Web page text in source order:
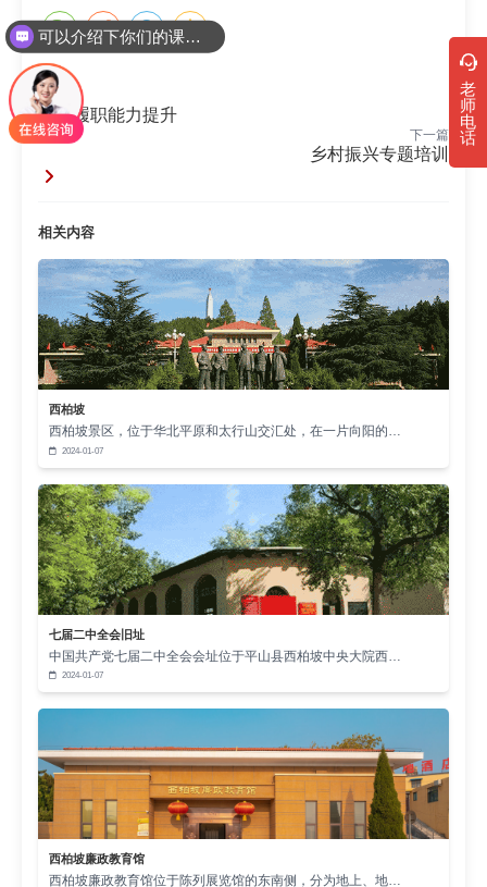
上一篇
中层履职能力提升
下一篇
乡村振兴专题培训
相关内容
西柏坡
西柏坡景区，位于华北平原和太行山交汇处，在一片向阳的…
2024-01-07
七届二中全会旧址
中国共产党七届二中全会会址位于平山县西柏坡中央大院西…
2024-01-07
西柏坡廉政教育馆
西柏坡廉政教育馆位于陈列展览馆的东南侧，分为地上、地…
老
师
电
话
可以介绍下你们的课程吗？